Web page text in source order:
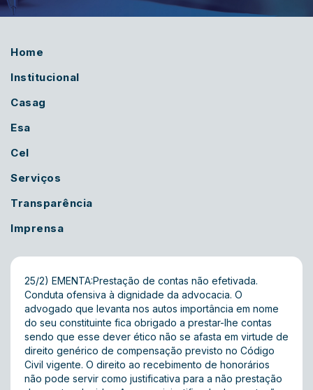
Home
Institucional
Casag
Esa
Cel
Serviços
Transparência
Imprensa
25/2) EMENTA:Prestação de contas não efetivada.
Conduta ofensiva à dignidade da advocacia. O
advogado que levanta nos autos importância em nome
do seu constituinte fica obrigado a prestar-lhe contas
sendo que esse dever ético não se afasta em virtude de
direito genérico de compensação previsto no Código
Civil vigente. O direito ao recebimento de honorários
não pode servir como justificativa para a não prestação